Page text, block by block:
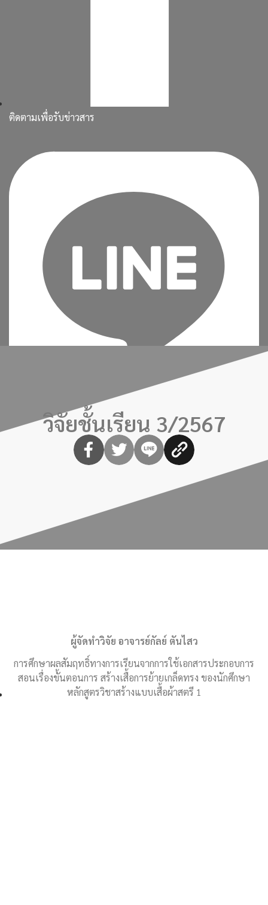
ติดตามเพื่อรับข่าวสาร
เพิ่มเพื่อนวิจัยชั้นเรียน 3/2567
ผู้จัดทำวิจัย อาจารย์กัลย์ ตันไสว
การศึกษาผลสัมฤทธิ์ทางการเรียนจากการใช้เอกสารประกอบการ
สอนเรื่องขั้นตอนการ สร้างเสื้อการย้ายเกล็ดทรง ของนักศึกษา
หลักสูตรวิชาสร้างแบบเสื้อผ้าสตรี 1